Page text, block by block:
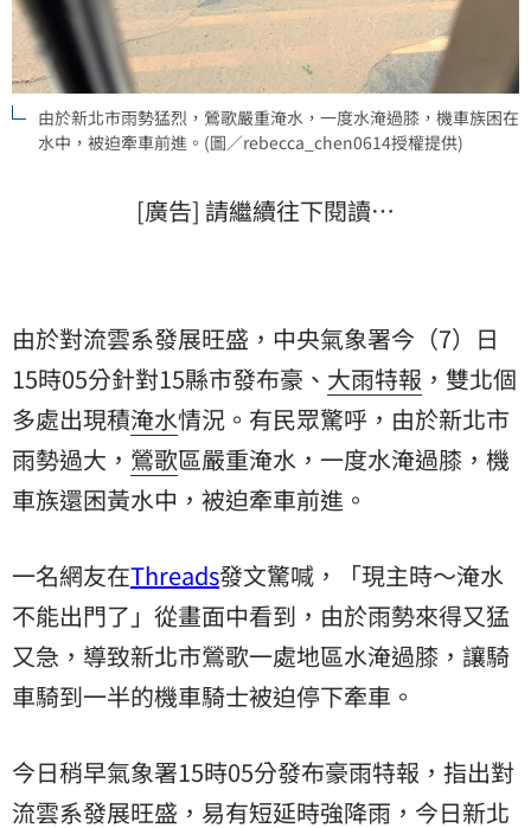
由於新北市雨勢猛烈，鶯歌嚴重淹水，一度水淹過膝，機車族困在
水中，被迫牽車前進。(圖／rebecca_chen0614授權提供)
[廣告] 請繼續往下閱讀…
由於對流雲系發展旺盛，中央氣象署今（7）日
15時05分針對15縣市發布豪、 大雨特報 ，雙北個
多處出現積淹水情況。有民眾驚呼，由於新北市
雨勢過大， 鶯歌區嚴重淹水，一度水淹過膝，機
車族還困黃水中，被迫牽車前進。
一名網友在Threads發文驚喊，「現主時～淹水
不能出門了」從畫面中看到，由於雨勢來得又猛
又急，導致新北市鶯歌一處地區水淹過膝，讓騎
車騎到一半的機車騎士被迫停下牽車。
今日稍早氣象署15時05分發布豪雨特報，指出對
流雲系發展旺盛，易有短延時強降雨，今日新北